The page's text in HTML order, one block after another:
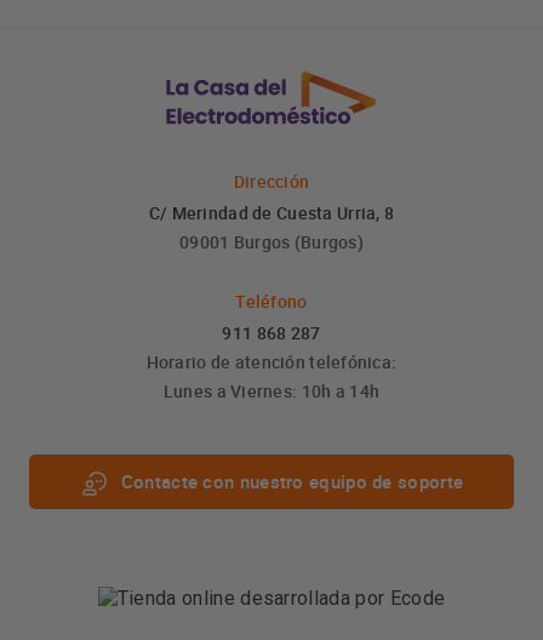
Dirección
C/ Merindad de Cuesta Urria, 8
09001 Burgos (Burgos)
Teléfono
911 868 287
Horario de atención telefónica:
Lunes a Viernes: 10h a 14h
Contacte con nuestro equipo de soporte